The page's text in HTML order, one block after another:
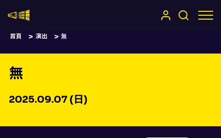
首頁 演出 無
無
2025.09.07 (日)